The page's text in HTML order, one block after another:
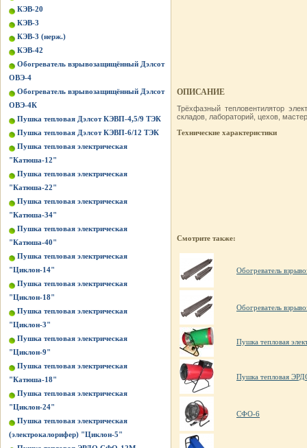
КЭВ-20
КЭВ-3
КЭВ-3 (нерж.)
КЭВ-42
Обогреватель взрывозащищённый Дэлсот
ОВЭ-4
Обогреватель взрывозащищённый Дэлсот
ОВЭ-4К
Пушка тепловая Дэлсот КЭВП-4,5/9 ТЭК
Пушка тепловая Дэлсот КЭВП-6/12 ТЭК
Пушка тепловая электрическая
"Катюша-12"
Пушка тепловая электрическая
"Катюша-22"
Пушка тепловая электрическая
"Катюша-34"
Пушка тепловая электрическая
"Катюша-40"
Пушка тепловая электрическая
"Циклон-14"
Пушка тепловая электрическая
"Циклон-18"
Пушка тепловая электрическая
"Циклон-3"
Пушка тепловая электрическая
"Циклон-9"
Пушка тепловая электрическая
"Катюша-18"
Пушка тепловая электрическая
"Циклон-24"
Пушка тепловая электрическая
(электрокалорифер) "Циклон-5"
ОПИСАНИЕ
Трёхфазный тепловентилятор
складов, лабораторий, цехов,
Технические характеристики
Смотрите также:
Обогреватель
Обогреватель
Пушка тепловая
Пушка тепловая
СФО-6